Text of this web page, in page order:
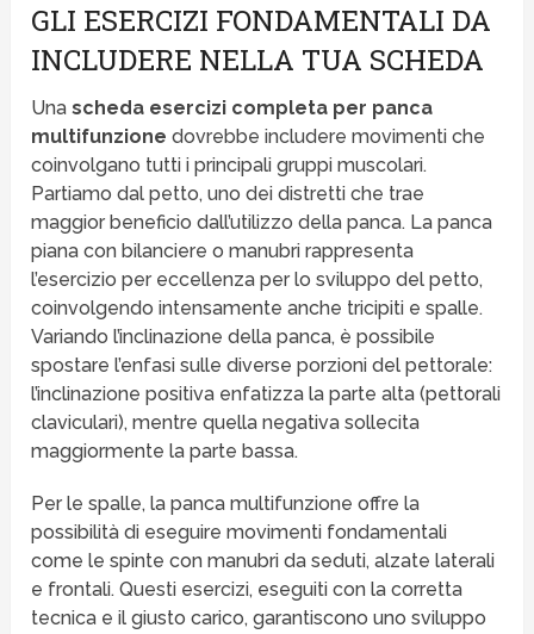
GLI ESERCIZI FONDAMENTALI DA
INCLUDERE NELLA TUA SCHEDA
Unascheda esercizi completa per panca
multifunzione dovrebbe includere movimenti che
coinvolgano tutti i principali gruppi muscolari.
Partiamo dal petto, uno dei distretti che trae
maggior beneficio dall’utilizzo della panca. La panca
piana con bilanciere o manubri rappresenta
l’esercizio per eccellenza per lo sviluppo del petto,
coinvolgendo intensamente anche tricipiti e spalle.
Variando l’inclinazione della panca, è possibile
spostare l’enfasi sulle diverse porzioni del pettorale:
l’inclinazione positiva enfatizza la parte alta (pettorali
claviculari), mentre quella negativa sollecita
maggiormente la parte bassa.
Per le spalle, la panca multifunzione offre la
possibilità di eseguire movimenti fondamentali
come le spinte con manubri da seduti, alzate laterali
e frontali. Questi esercizi, eseguiti con la corretta
tecnica e il giusto carico, garantiscono uno sviluppo